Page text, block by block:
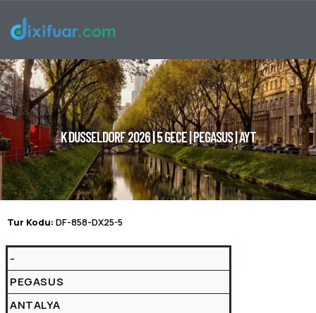
K DUSSELDORF 2026 | 5 GECE | PEGASUS | AYT
Tur Kodu: DF-858-DX25-5
Uçuş Detayları
-
PEGASUS
ANTALYA